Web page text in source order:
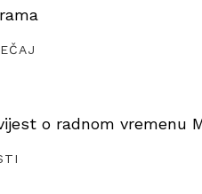
o radnom vremenu